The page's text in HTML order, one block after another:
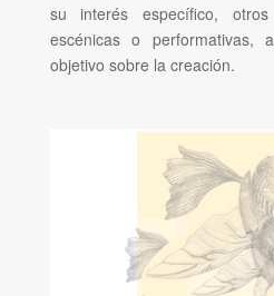
su interés específico,
escénicas o
objetivo sobre la creación.